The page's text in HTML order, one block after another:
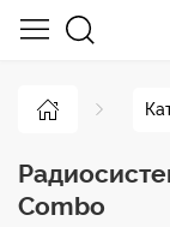
Combo